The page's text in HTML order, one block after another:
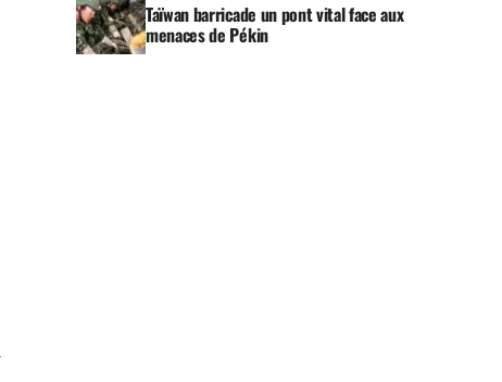
Taïwan barricade un pont vital face aux
menaces de Pékin